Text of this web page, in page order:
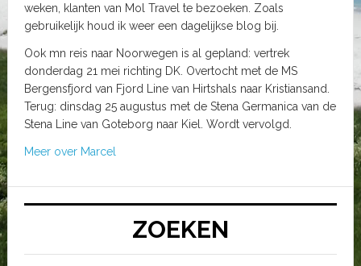
weken, klanten van Mol Travel te bezoeken. Zoals
gebruikelijk houd ik weer een dagelijkse blog bij.
Ook mn reis naar Noorwegen is al gepland: vertrek
donderdag 21 mei richting DK. Overtocht met de MS
Bergensfjord van Fjord Line van Hirtshals naar Kristiansand.
Terug: dinsdag 25 augustus met de Stena Germanica van de
Stena Line van Goteborg naar Kiel. Wordt vervolgd.
Meer over Marcel
ZOEKEN